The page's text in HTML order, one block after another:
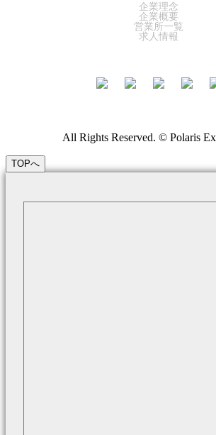
企業理念
企業概要
営業所一覧
求人情報
All Rights Reserved. © Polaris
TOPへ